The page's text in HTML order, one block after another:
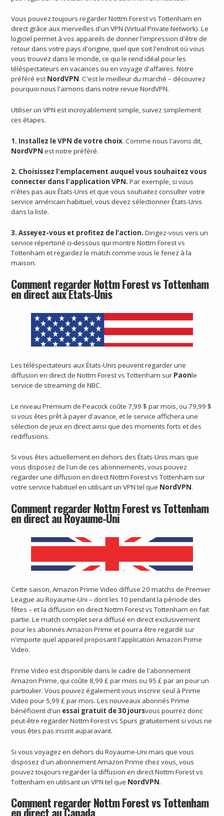
Vous pouvez toujours regarder Nottm Forest vs Tottenham en
direct grâce aux merveilles d'un VPN (Virtual Private Network). Le
logiciel permet à vos appareils de donner l'impression d'être de
retour dans votre pays d'origine, quel que soit l'endroit où vous
vous trouvez dans le monde, ce qui le rend idéal pour les
téléspectateurs en vacances ou en voyage d'affaires. Notre
préféré est NordVPN. C'est le meilleur du marché – découvrez
pourquoi nous l'aimons dans notre revue NordVPN.
Utiliser un VPN est incroyablement simple, suivez simplement
ces étapes.
1. Installez le VPN de votre choix. Comme nous l'avons dit,
NordVPN est notre préféré.
2. Choisissez l'emplacement auquel vous souhaitez vous
connecter dans l'application VPN.Par exemple, si vous
n'êtes pas aux États-Unis et que vous souhaitez consulter votre
service américain habituel, vous devez sélectionner États-Unis
dans la liste.
3. Asseyez-vous et profitez de l’action.Dirigez-vous vers un
service répertorié ci-dessous qui montre Nottm Forest vs
Tottenham et regardez le match comme vous le feriez à la
maison.
Comment regarder Nottm Forest vs Tottenham
en direct aux États-Unis
Les téléspectateurs aux États-Unis peuvent regarder une
diffusion en direct de Nottm Forest vs Tottenham sur Paonle
service de streaming de NBC.
Le niveau Premium de Peacock coûte 7,99 $ par mois, ou 79,99 $
si vous êtes prêt à payer d'avance, et le service affichera une
sélection de jeux en direct ainsi que des moments forts et des
rediffusions.
Si vous êtes actuellement en dehors des États-Unis mais que
vous disposez de l'un de ces abonnements, vous pouvez
regarder une diffusion en direct Nottm Forest vs Tottenham sur
votre service habituel en utilisant un VPN tel que NordVPN.
Comment regarder Nottm Forest vs Tottenham
en direct au Royaume-Uni
Cette saison, Amazon Prime Video diffuse 20 matchs de Premier
League au Royaume-Uni – dont les 10 pendant la période des
fêtes – et la diffusion en direct Nottm Forest vs Tottenham en fait
partie. Le match complet sera diffusé en direct exclusivement
pour les abonnés Amazon Prime et pourra être regardé sur
n'importe quel appareil proposant l'application Amazon Prime
Video.
Prime Video est disponible dans le cadre de l'abonnement
Amazon Prime, qui coûte 8,99 £ par mois ou 95 £ par an pour un
particulier. Vous pouvez également vous inscrire seul à Prime
Video pour 5,99 £ par mois. Les nouveaux abonnés Prime
bénéficient d'un essai gratuit de 30 joursvous pourrez donc
peut-être regarder Nottm Forest vs Spurs gratuitement si vous ne
vous êtes pas inscrit auparavant.
Si vous voyagez en dehors du Royaume-Uni mais que vous
disposez d'un abonnement Amazon Prime chez vous, vous
pouvez toujours regarder la diffusion en direct Nottm Forest vs
Tottenham en utilisant un VPN tel que NordVPN.
Comment regarder Nottm Forest vs Tottenham